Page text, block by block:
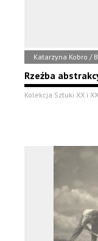
Katarzyna Kobro /
Rzeźba
Kolekcja Sztuki XX i